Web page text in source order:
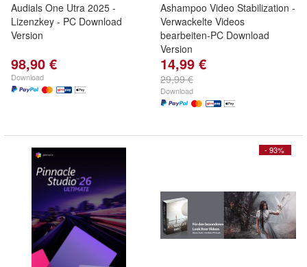
Audials One Utra 2025 -
Lizenzkey - PC Download
Version
98,90 €
Download
Ashampoo Video Stabilization -
Verwackelte Videos
bearbeiten-PC Download
Version
14,99 €
29,99 €
Download
- 93%